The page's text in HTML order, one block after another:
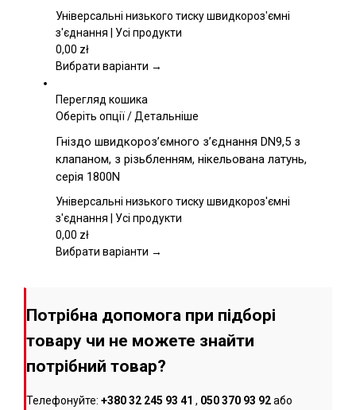
Параметри
можна
на
товару
Універсальні низького тиску швидкороз'ємні
з'єднання | Усі продукти
0,00 zł
Вибрати варіанти →
Перегляд кошика
Оберіть опціїЦей
має
кілька
Параметри
можна
на
/Детальніше
Гніздо швидкороз’ємного з’єднання DN9,5 з
клапаном, з різьбленням, нікельована латунь,
серія 1800N
Універсальні низького тиску швидкороз'ємні
з'єднання | Усі продукти
0,00 zł
Вибрати варіанти →
Потрібна допомога при підборі
товару чи не можете знайти
потрібний товар?
Телефонуйте: +380 32 245 93 41 , 050 370 93 92або